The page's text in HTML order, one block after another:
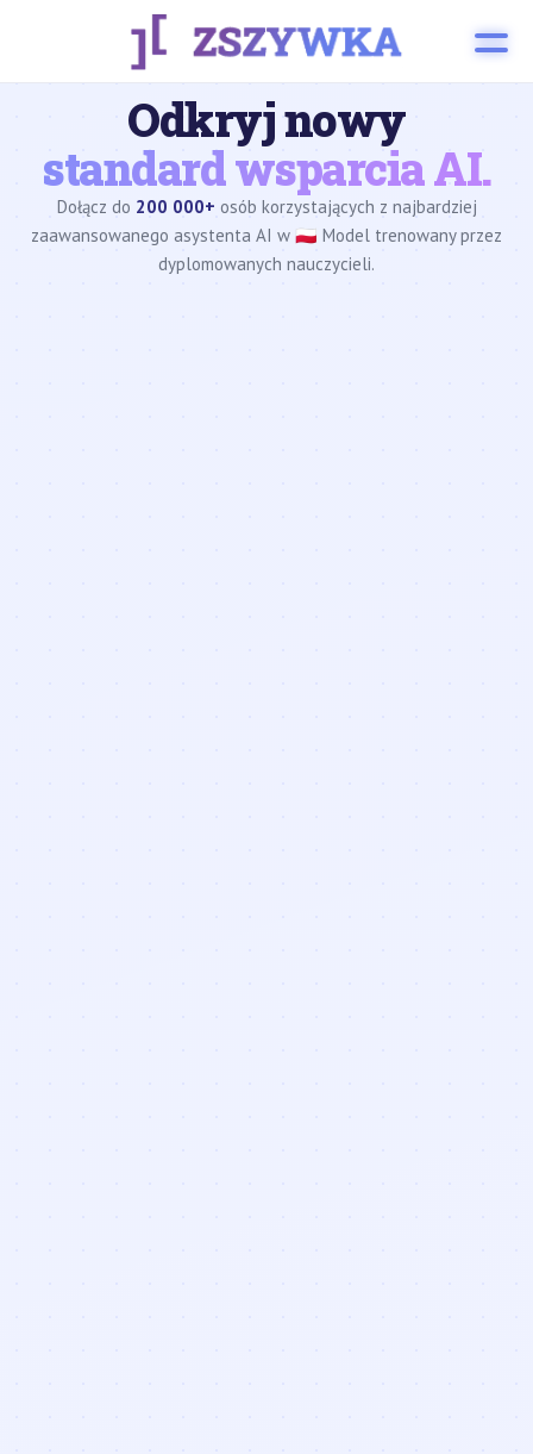
Odkryj nowy
standard wsparcia AI.
Dołącz do 200 000+ osób korzystających z najbardziej
zaawansowanego asystenta AI w 🇵🇱 Model trenowany przez
dyplomowanych nauczycieli.